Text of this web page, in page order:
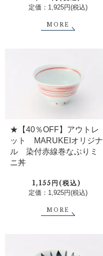
定価：1,925円(税込)
MORE
★【40％OFF】アウトレ
ット MARUKEIオリジナ
ル 染付赤線巻なぶりミ
ニ丼
1,155円(税込)
定価：1,925円(税込)
MORE